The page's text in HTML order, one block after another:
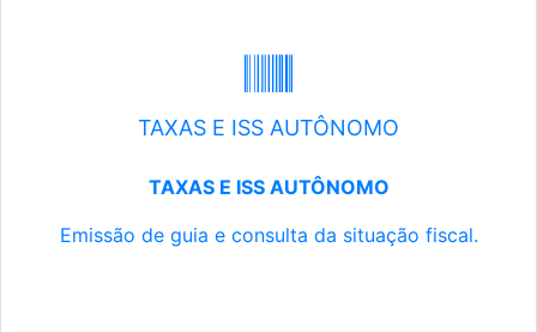
TAXAS E ISS AUTÔNOMO
TAXAS E ISS AUTÔNOMO
Emissão de guia e consulta da situação fiscal.